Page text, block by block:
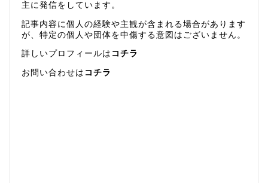
主に発信をしています。
記事内容に個人の経験や主観が含まれる場合があります
が、特定の個人や団体を中傷する意図はございません。
詳しいプロフィールは コチラ
お問い合わせは コチラ